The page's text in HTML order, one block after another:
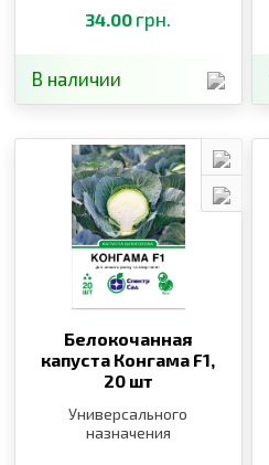
34.00 грн.
В наличии
Белокочанная
капуста Конгама F1,
20 шт
Универсального
назначения